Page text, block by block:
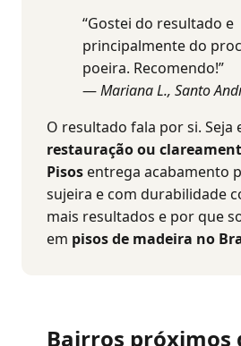
“Gostei do resultado e
principalmente do
poeira. Recomendo!”
—Mariana L., Santo
O resultado fala por si. Seja
restauração ou
Pisos entrega acabamento
sujeira e com durabilidade
mais resultados e por que
em pisos de madeira no
Bairros próximos